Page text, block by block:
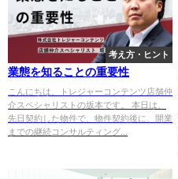
考え方・ヒント
業態を知ることの重要性
こんにちは。トレジャーコンテンツ店舗仲
介スペシャリストの坂本です。 本日は、
先日契約した物件で、物件契約後に、開業
までの継続コンサルティング...